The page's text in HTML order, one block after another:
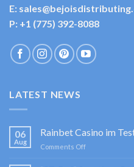
E:
P: +1 (775) 392-8088
LATEST NEWS
06
Aug
Rainbet Casino im
Comments Offon